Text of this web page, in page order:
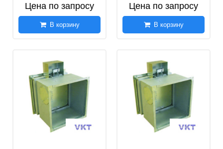
Цена по запросу
В корзину
Цена по запросу
В корзину